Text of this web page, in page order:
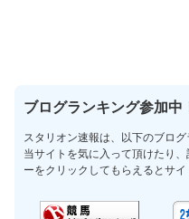
ブログランキング参加中
スタリオン速報は、以下のブロ
当サイトを気に入って頂けたり
ーをクリックしてもらえるとサ